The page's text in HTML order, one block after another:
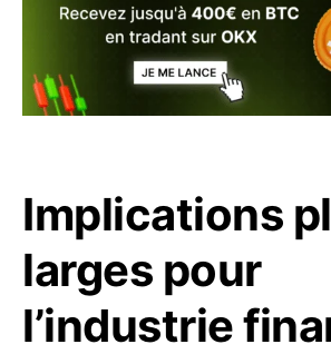
Implications
larges pour
l’industrie